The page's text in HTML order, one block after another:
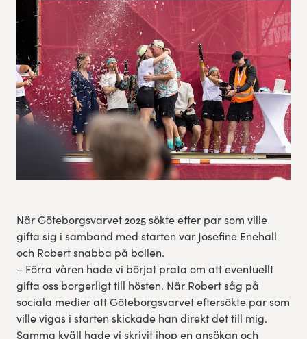
När Göteborgsvarvet 2025 sökte efter par som ville
gifta sig i samband med starten var Josefine Enehall
och Robert snabba på bollen.
– Förra våren hade vi börjat prata om att eventuellt
gifta oss borgerligt till hösten. När Robert såg på
sociala medier att Göteborgsvarvet eftersökte par som
ville vigas i starten skickade han direkt det till mig.
Samma kväll hade vi skrivit ihop en ansökan och